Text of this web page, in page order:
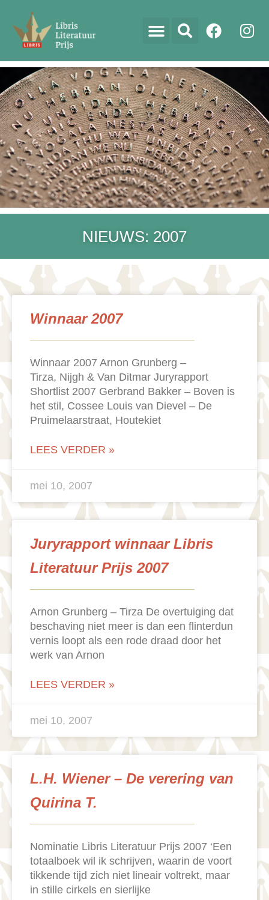
NIEUWS: 2007
Winnaar 2007
Winnaar 2007 Arnon Grunberg –
Tirza, Nijgh & Van Ditmar Juryrapport
Shortlist 2007 Gerbrand Bakker – Boven is
het stil, Cossee Louis van Dievel – De
Pruimelaarstraat, Houtekiet
LEES VERDER »
mei 10, 2007
Juryrapport winnaar Libris
Literatuur Prijs 2007
Arnon Grunberg – Tirza De overtuiging dat
beschaving niet meer is dan een flinterdun
vernis loopt als een rode draad door het
werk van Arnon
LEES VERDER »
mei 10, 2007
L.H. Wiener – De verering van
Quirina T.
Nominatie Libris Literatuur Prijs 2007 ‘Een
totaalboek wil ik schrijven, waarin de voort
tikkende tijd zich niet lineair voltrekt, maar
in stille cirkels en sierlijke